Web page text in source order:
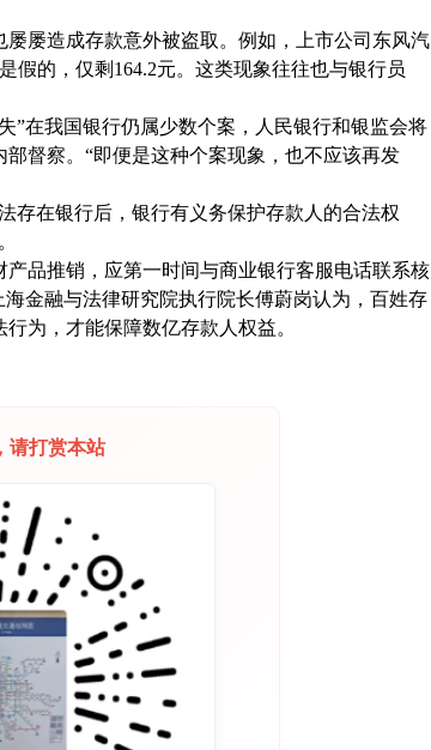
屡造成存款意外被盗取。例如，上市公司东风汽
假的，仅剩 164.2元。这类现象往往也与银行员
”在我国银行仍属少数个案，人民银行和银监会将
督察。 “即便是这种个案现象，也不应该再发
存在银行后，银行有义务保护存款人的合法权
品推销，应第一时间与商业银行客服电话联系核
金融与法律研究院执行院长傅蔚岗认为，百姓存
为，才能保障数亿存款人权益。
请打赏本站